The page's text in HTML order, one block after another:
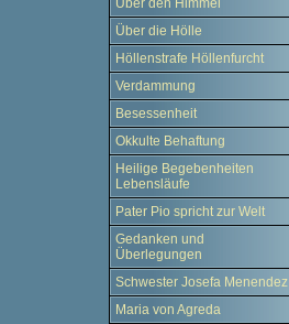
Über den Himmel
Über die Hölle
Höllenstrafe Höllenfurcht
Verdammung
Besessenheit
Okkulte Behaftung
Heilige Begebenheiten
Lebensläufe
Pater Pio spricht zur Welt
Gedanken und
Überlegungen
Schwester Josefa Menendez
Maria von Agreda